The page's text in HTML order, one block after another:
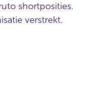
shortposities.
verstrekt.